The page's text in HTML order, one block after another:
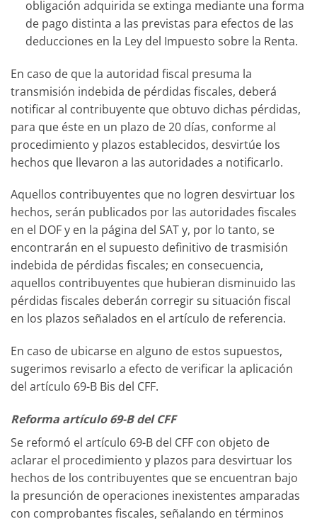
obligación adquirida se extinga mediante una forma
de pago distinta a las previstas para efectos de las
deducciones en la Ley del Impuesto sobre la Renta.
En caso de que la autoridad fiscal presuma la
transmisión indebida de pérdidas fiscales, deberá
notificar al contribuyente que obtuvo dichas pérdidas,
para que éste en un plazo de 20 días, conforme al
procedimiento y plazos establecidos, desvirtúe los
hechos que llevaron a las autoridades a notificarlo.
Aquellos contribuyentes que no logren desvirtuar los
hechos, serán publicados por las autoridades fiscales
en el DOF y en la página del SAT y, por lo tanto, se
encontrarán en el supuesto definitivo de trasmisión
indebida de pérdidas fiscales; en consecuencia,
aquellos contribuyentes que hubieran disminuido las
pérdidas fiscales deberán corregir su situación fiscal
en los plazos señalados en el artículo de referencia.
En caso de ubicarse en alguno de estos supuestos,
sugerimos revisarlo a efecto de verificar la aplicación
del artículo 69-B Bis del CFF.
Reforma artículo 69-B del CFF
Se reformó el artículo 69-B del CFF con objeto de
aclarar el procedimiento y plazos para desvirtuar los
hechos de los contribuyentes que se encuentran bajo
la presunción de operaciones inexistentes amparadas
con comprobantes fiscales, señalando en términos